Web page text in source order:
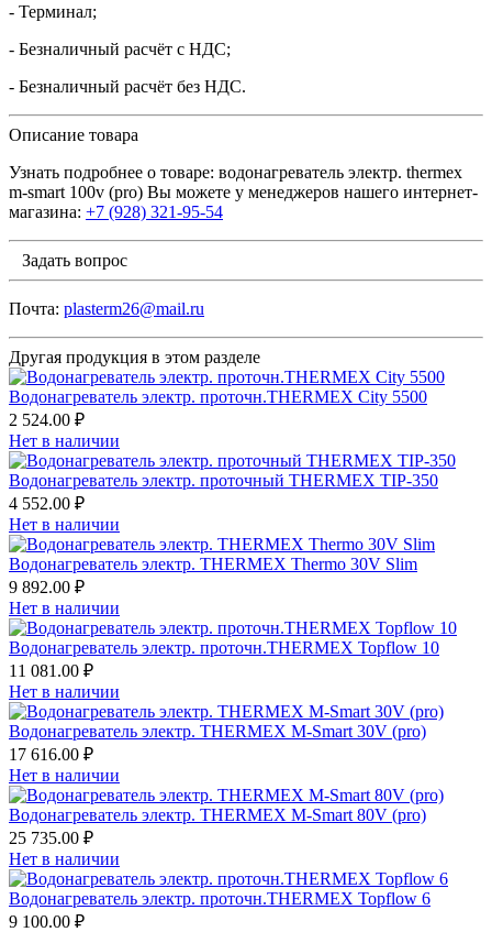
- Терминал;
- Безналичный расчёт с НДС;
- Безналичный расчёт без НДС.
Описание товара
Узнать подробнее о товаре: водонагреватель электр. thermex
m-smart 100v (pro) Вы можете у менеджеров нашего интернет-
магазина: +7 (928) 321-95-54
Задать вопрос
Почта: plasterm26@mail.ru
Другая продукция в этом разделе
Водонагреватель электр. проточн.THERMEX City 5500
2 524.00 ₽
Нет в наличии
Водонагреватель электр. проточный THERMEX TIР-350
4 552.00 ₽
Нет в наличии
Водонагреватель электр. THERMEX Thermo 30V Slim
9 892.00 ₽
Нет в наличии
Водонагреватель электр. проточн.THERMEX Topflow 10
11 081.00 ₽
Нет в наличии
Водонагреватель электр. THERMEX M-Smart 30V (pro)
17 616.00 ₽
Нет в наличии
Водонагреватель электр. THERMEX M-Smart 80V (pro)
25 735.00 ₽
Нет в наличии
Водонагреватель электр. проточн.THERMEX Topflow 6
9 100.00 ₽